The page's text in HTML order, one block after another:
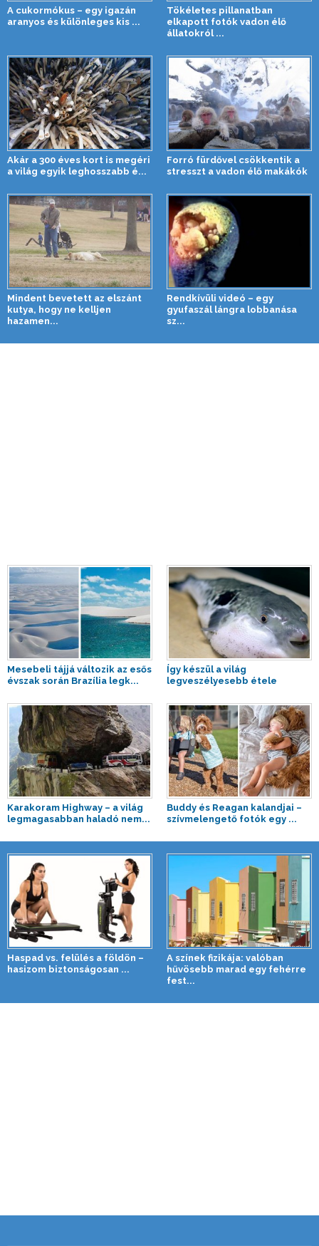
A cukormókus – egy igazán
aranyos és különleges kis ...
Tökéletes pillanatban
elkapott fotók vadon élő
állatokról ...
Akár a 300 éves kort is megéri
a világ egyik leghosszabb é...
Forró fürdővel csökkentik a
stresszt a vadon élő makákók
Mindent bevetett az elszánt
kutya, hogy ne kelljen
hazamen...
Rendkívüli videó – egy
gyufaszál lángra lobbanása
sz...
Mesebeli tájjá változik az esős
évszak során Brazília legk...
Így készül a világ
legveszélyesebb étele
Karakoram Highway – a világ
legmagasabban haladó nem...
Buddy és Reagan kalandjai –
szívmelengető fotók egy ...
Haspad vs. felülés a földön –
hasizom biztonságosan ...
A színek fizikája: valóban
hűvösebb marad egy fehérre
fest...